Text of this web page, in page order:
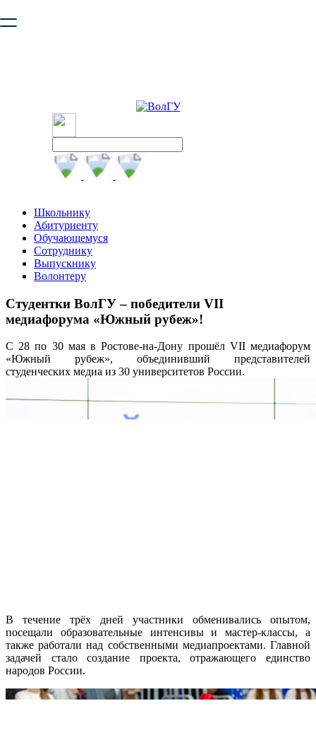
безопасную работу с сайтом. Пожалуйста
Школьнику
Абитуриенту
Обучающемуся
Сотруднику
Выпускнику
Волонтеру
Студентки ВолГУ – победители VII
медиафорума «Южный рубеж»!
С 28 по 30 мая в Ростове-на-Дону прошёл VII медиафорум
«Южный рубеж», объединивший представителей
студенческих медиа из 30 университетов России.
В течение трёх дней участники обменивались опытом,
посещали образовательные интенсивы и мастер-классы, а
также работали над собственными медиапроектами. Главной
задачей стало создание проекта, отражающего единство
народов России.